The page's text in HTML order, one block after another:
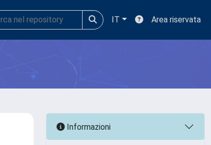
IT Area riservata
Informazioni